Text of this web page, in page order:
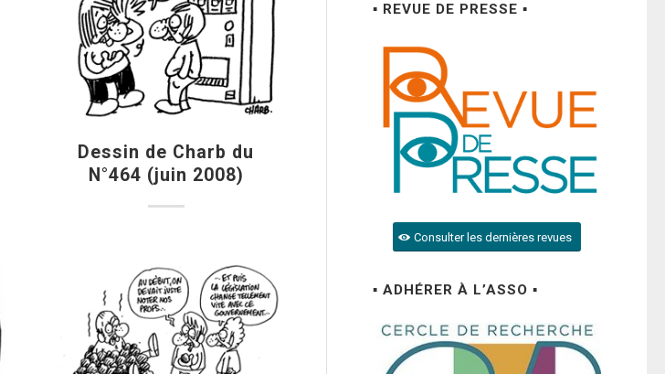
Dessin de Charb du
N°464 (juin 2008)
▪ REVUE DE PRESSE ▪
Consulter les dernières revues
▪ ADHÉRER À L’ASSO ▪